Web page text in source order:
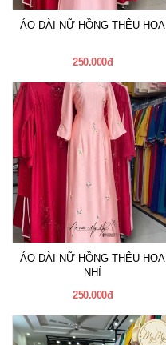
ÁO DÀI NỮ HỒNG THÊU HOA
250.000đ
ÁO DÀI NỮ HỒNG THÊU HOA
NHÍ
250.000đ